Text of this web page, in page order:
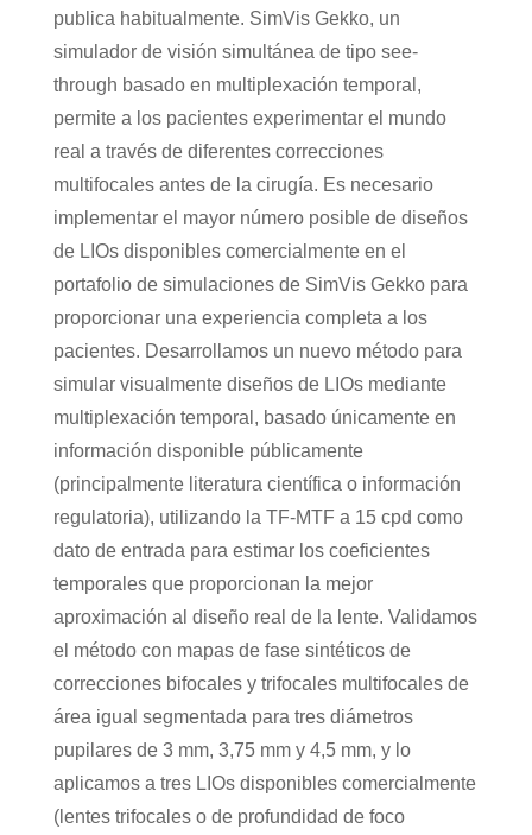
publica habitualmente. SimVis Gekko, un
simulador de visión simultánea de tipo see-
through basado en multiplexación temporal,
permite a los pacientes experimentar el mundo
real a través de diferentes correcciones
multifocales antes de la cirugía. Es necesario
implementar el mayor número posible de diseños
de LIOs disponibles comercialmente en el
portafolio de simulaciones de SimVis Gekko para
proporcionar una experiencia completa a los
pacientes. Desarrollamos un nuevo método para
simular visualmente diseños de LIOs mediante
multiplexación temporal, basado únicamente en
información disponible públicamente
(principalmente literatura científica o información
regulatoria), utilizando la TF-MTF a 15 cpd como
dato de entrada para estimar los coeficientes
temporales que proporcionan la mejor
aproximación al diseño real de la lente. Validamos
el método con mapas de fase sintéticos de
correcciones bifocales y trifocales multifocales de
área igual segmentada para tres diámetros
pupilares de 3 mm, 3,75 mm y 4,5 mm, y lo
aplicamos a tres LIOs disponibles comercialmente
(lentes trifocales o de profundidad de foco